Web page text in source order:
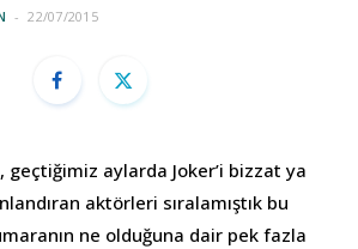
22/07/2015
geçtiğimiz aylarda Joker’i bizzat ya
aktörleri sıralamıştık bu
ne olduğuna dair pek fazla